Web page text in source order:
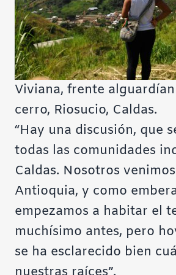
Viviana, frente alguardían
cerro, Riosucio, Caldas.
“Hay una discusión, que
todas las comunidades
Caldas. Nosotros
Antioquia, y como
empezamos a habitar el
muchísimo antes, pero
se ha esclarecido bien